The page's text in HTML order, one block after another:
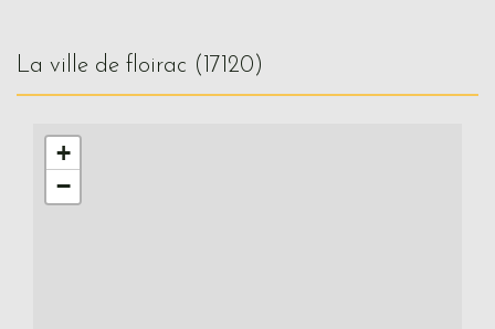
la ville de floirac (17120)
+
−